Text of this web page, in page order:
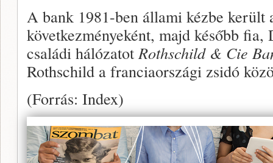
A bank 1981-ben állami kézbe került
következményeként, majd később
családi hálózatotRothschild & Cie
Rothschild a franciaországi zsidó
(Forrás: Index)